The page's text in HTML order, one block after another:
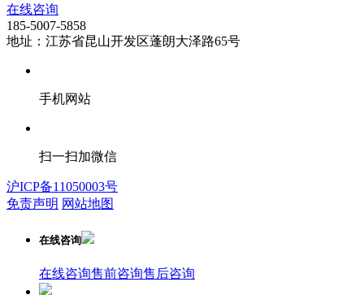
在线咨询
185-5007-5858
地址：江苏省昆山开发区蓬朗大泽路65号
手机网站
扫一扫加微信
沪ICP备11050003号
免责声明 网站地图
在线咨询
在线咨询售前咨询售后咨询